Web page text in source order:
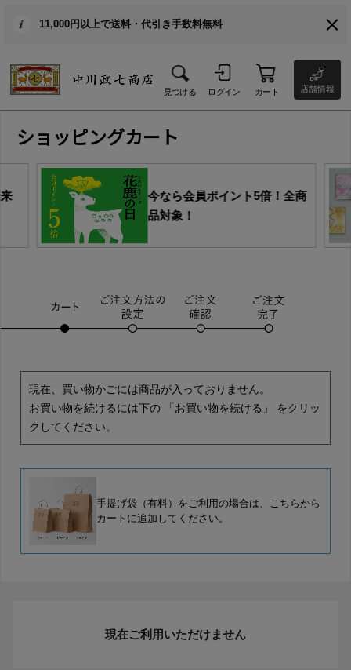
11,000円以上で送料・代引き手数料無料
見つける ログイン カート 店舗情報
ショッピングカート
今なら会員ポイント5倍！全商
品対象！
現在、買い物かごには商品が入っておりません。
お買い物を続けるには下の 「お買い物を続ける」 をクリッ
クしてください。
手提げ袋（有料）をご利用の場合は、 こちらから
カートに追加してください。
現在ご利用いただけません